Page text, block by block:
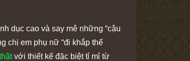
dục cao và say mê những “cậu
chị em phụ nữ “đi khắp thế
với thiết kế đặc biệt tỉ mỉ từ